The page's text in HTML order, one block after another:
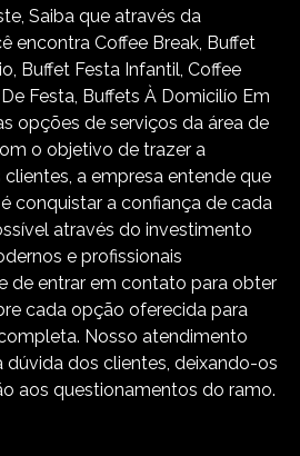
Saiba que através da
encontra Coffee Break, Buffet
Buffet Festa Infantil, Coffee
Festa, Buffets À Domicilío Em
opções de serviços da área de
o objetivo de trazer a
a empresa entende que
conquistar a confiança de cada
através do investimento
e profissionais
de entrar em contato para obter
cada opção oferecida para
Nosso atendimento
dúvida dos clientes, deixando-os
aos questionamentos do ramo.